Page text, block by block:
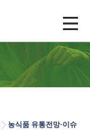
농식품 유통전망·이슈